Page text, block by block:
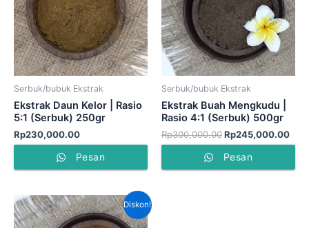
Serbuk/bubuk Ekstrak
Ekstrak Daun Kelor | Rasio
5:1 (Serbuk) 250gr
Rp230,000.00
Pesan
Serbuk/bubuk Ekstrak
Ekstrak Buah Mengkudu |
Rasio 4:1 (Serbuk) 500gr
Rp300,000.00Rp245,000.00
Pesan
Diskon!
Harga
aslinya
adalah:
Harga
saat
ini